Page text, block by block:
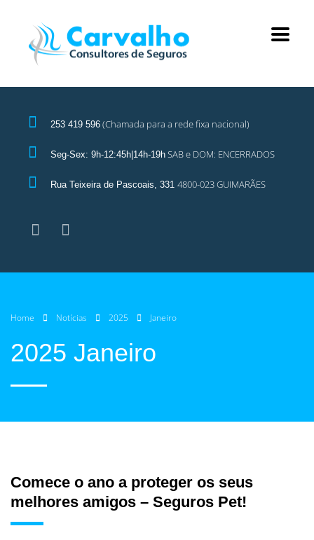
253 419 596 (Chamada para a rede fixa nacional)
Seg-Sex: 9h-12:45h|14h-19h SAB e DOM: ENCERRADOS
Rua Teixeira de Pascoais, 331 4800-023 GUIMARÃES
Home Notícias 2025 Janeiro
2025 Janeiro
Comece o ano a proteger os seus
melhores amigos – Seguros Pet!